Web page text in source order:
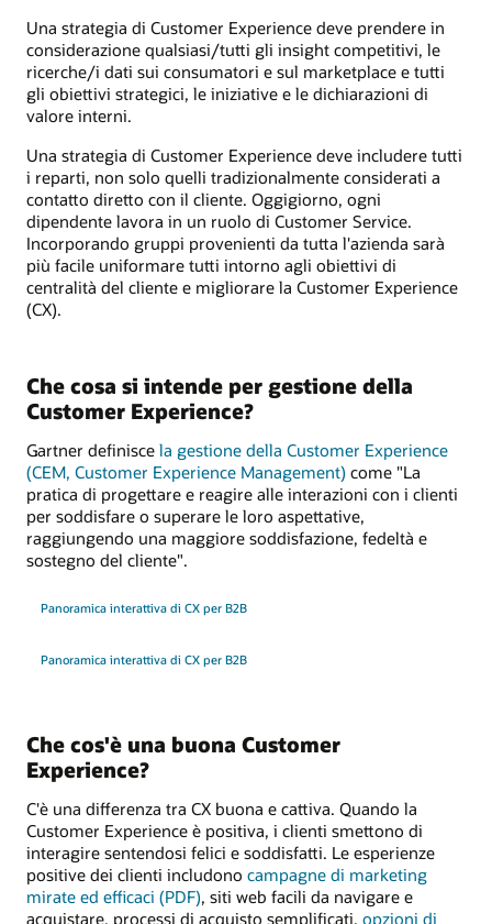
Una strategia di Customer Experience deve prendere in
considerazione qualsiasi/tutti gli insight competitivi, le
ricerche/i dati sui consumatori e sul marketplace e tutti
gli obiettivi strategici, le iniziative e le dichiarazioni di
valore interni.
Una strategia di Customer Experience deve includere tutti
i reparti, non solo quelli tradizionalmente considerati a
contatto diretto con il cliente. Oggigiorno, ogni
dipendente lavora in un ruolo di Customer Service.
Incorporando gruppi provenienti da tutta l'azienda sarà
più facile uniformare tutti intorno agli obiettivi di
centralità del cliente e migliorare la Customer Experience
(CX).
Che cosa si intende per gestione della
Customer Experience?
Gartner definisce la gestione della Customer Experience
(CEM, Customer Experience Management) come "La
pratica di progettare e reagire alle interazioni con i clienti
per soddisfare o superare le loro aspettative,
raggiungendo una maggiore soddisfazione, fedeltà e
sostegno del cliente".
Panoramica interattiva di CX per B2B
Panoramica interattiva di CX per B2B
Che cos'è una buona Customer
Experience?
C'è una differenza tra CX buona e cattiva. Quando la
Customer Experience è positiva, i clienti smettono di
interagire sentendosi felici e soddisfatti. Le esperienze
positive dei clienti includono campagne di marketing
mirate ed efficaci (PDF), siti web facili da navigare e
acquistare, processi di acquisto semplificati, opzioni di